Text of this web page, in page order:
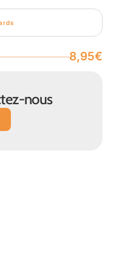
8,95€
nous